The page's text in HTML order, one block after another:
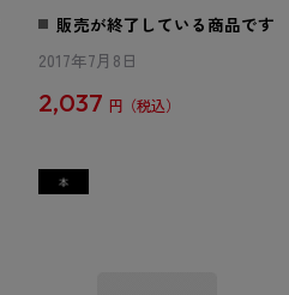
販売が終了している商品です
2017年7月8日
2,037 円